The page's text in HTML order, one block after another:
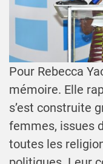
Pour Rebecca
mémoire. Elle
s’est construite
femmes, issues
toutes les